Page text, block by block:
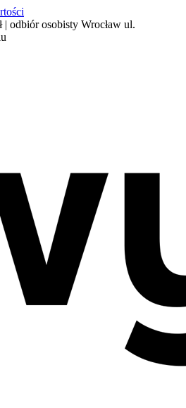
| odbiór osobisty Wrocław ul.